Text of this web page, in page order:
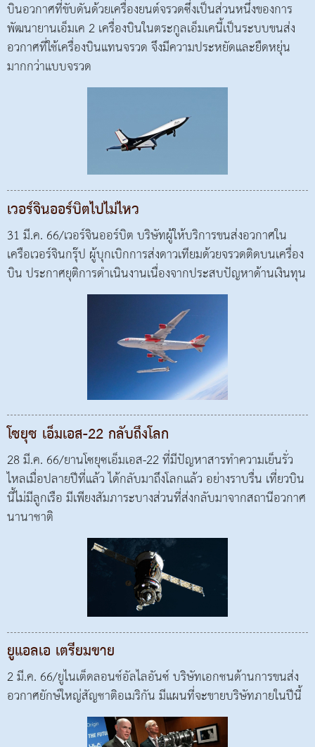
บินอวกาศที่ขับดันด้วยเครื่องยนต์จรวดซึ่งเป็นส่วนหนึ่งของการ
พัฒนายานเอ็มเค 2 เครื่องบินในตระกูลเอ็มเคนี้เป็นระบบขนส่ง
อวกาศที่ใช้เครื่องบินแทนจรวด จึงมีความประหยัดและยืดหยุ่น
มากกว่าแบบจรวด
เวอร์จินออร์บิตไปไม่ไหว
31 มี.ค. 66/เวอร์จินออร์บิต บริษัทผู้ให้บริการขนส่งอวกาศใน
เครือเวอร์จินกรุ๊ป ผู้บุกเบิกการส่งดาวเทียมด้วยจรวดติดบนเครื่อง
บิน ประกาศยุติการดำเนินงานเนื่องจากประสบปัญหาด้านเงินทุน
โซยุซ เอ็มเอส-22 กลับถึงโลก
28 มี.ค. 66/ยานโซยุซเอ็มเอส-22 ที่มีปัญหาสารทำความเย็นรั่ว
ไหลเมื่อปลายปีที่แล้ว ได้กลับมาถึงโลกแล้ว อย่างราบรื่น เที่ยวบิน
นี้ไม่มีลูกเรือ มีเพียงสัมภาระบางส่วนที่ส่งกลับมาจากสถานีอวกาศ
นานาชาติ
ยูแอลเอ เตรียมขาย
2 มี.ค. 66/ยูไนเต็ดลอนช์อัลไลอันซ์ บริษัทเอกชนด้านการขนส่ง
อวกาศยักษ์ใหญ่สัญชาติอเมริกัน มีแผนที่จะขายบริษัทภายในปีนี้